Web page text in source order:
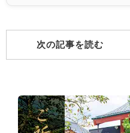
次の記事を読む